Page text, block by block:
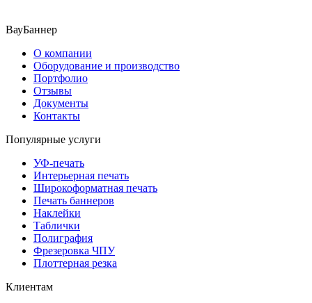
ВауБаннер
О компании
Оборудование и производство
Портфолио
Отзывы
Документы
Контакты
Популярные услуги
УФ-печать
Интерьерная печать
Широкоформатная печать
Печать баннеров
Наклейки
Таблички
Полиграфия
Фрезеровка ЧПУ
Плоттерная резка
Клиентам